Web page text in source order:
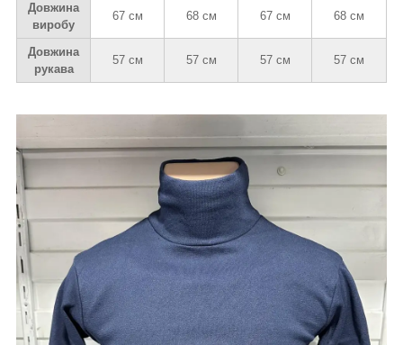
Довжина
виробу
67 см 68 см 67 см 68 см
Довжина
рукава
57 см 57 см 57 см 57 см